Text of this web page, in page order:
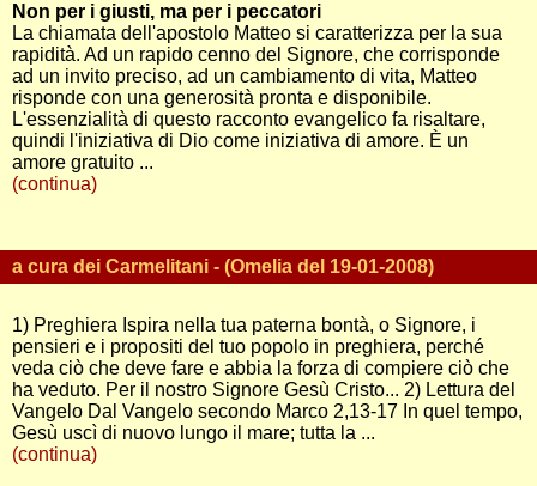
Non per i giusti, ma per i peccatori
La chiamata dell'apostolo Matteo si caratterizza per la sua
rapidità. Ad un rapido cenno del Signore, che corrisponde
ad un invito preciso, ad un cambiamento di vita, Matteo
risponde con una generosità pronta e disponibile.
L'essenzialità di questo racconto evangelico fa risaltare,
quindi l'iniziativa di Dio come iniziativa di amore. È un
amore gratuito ...
(continua)
a cura dei Carmelitani - (Omelia del 19-01-2008)
1) Preghiera Ispira nella tua paterna bontà, o Signore, i
pensieri e i propositi del tuo popolo in preghiera, perché
veda ciò che deve fare e abbia la forza di compiere ciò che
ha veduto. Per il nostro Signore Gesù Cristo... 2) Lettura del
Vangelo Dal Vangelo secondo Marco 2,13-17 In quel tempo,
Gesù uscì di nuovo lungo il mare; tutta la ...
(continua)